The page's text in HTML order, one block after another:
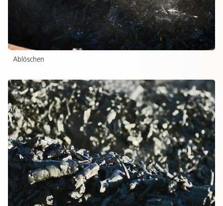
Ablöschen